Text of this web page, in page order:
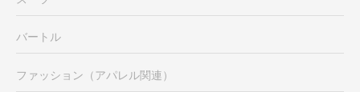
バートル
ファッション（アパレル関連）